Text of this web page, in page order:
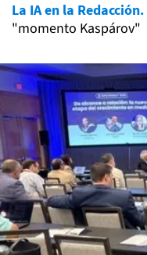
La IA en la Redacción.
"momento Kaspárov"